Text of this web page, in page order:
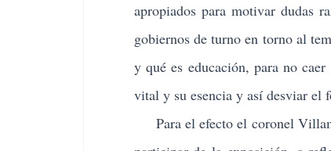
apropiados para motivar dudas
gobiernos de turno en torno al
y qué es educación, para no
vital y su esencia y así desviar el
Para el efecto el coronel